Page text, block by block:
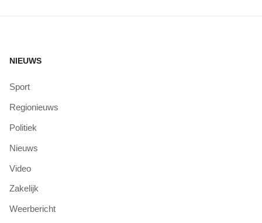
NIEUWS
Sport
Regionieuws
Politiek
Nieuws
Video
Zakelijk
Weerbericht